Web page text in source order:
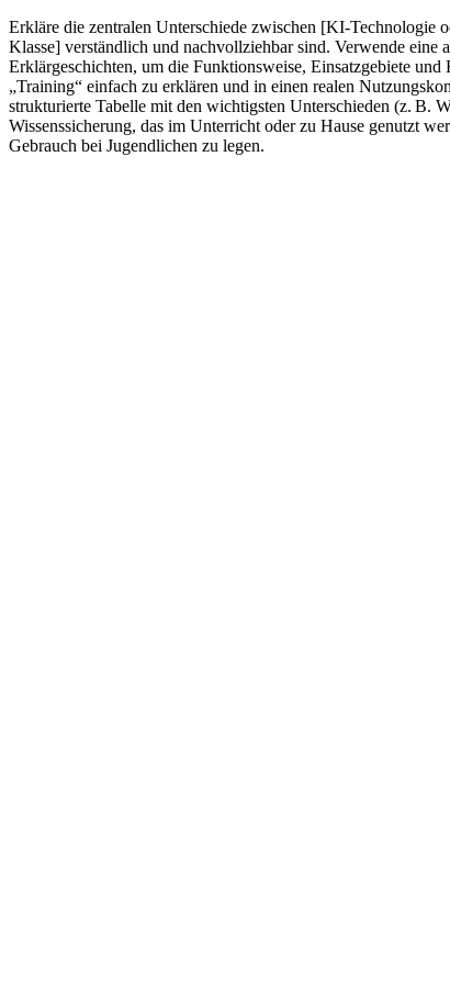
Erkläre die zentralen Unterschiede zwischen [KI-Technologie
Klasse] verständlich und nachvollziehbar sind. Verwende eine
Erklärgeschichten, um die Funktionsweise, Einsatzgebiete
„Training“ einfach zu erklären und in einen realen
strukturierte Tabelle mit den wichtigsten Unterschieden (z. B.
Wissenssicherung, das im Unterricht oder zu Hause genutzt
Gebrauch bei Jugendlichen zu legen.